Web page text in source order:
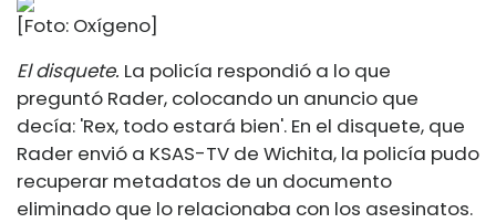
[Foto: Oxígeno]
El disquete. La policía respondió a lo que
preguntó Rader, colocando un anuncio que
decía: 'Rex, todo estará bien'. En el disquete, que
Rader envió a KSAS-TV de Wichita, la policía pudo
recuperar metadatos de un documento
eliminado que lo relacionaba con los asesinatos.